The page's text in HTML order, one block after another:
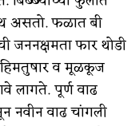
असतो. फळात बी
फार थोडी
व मूळकूज
लागते. पूर्ण वाढ
नवीन वाढ चांगली